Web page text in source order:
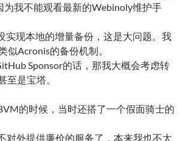
为我不能观看最新的Webinoly维护手
实现本地的增量备份，这是大问题。我
似Acronis的备份机制。
Sponsor的话，那我大概会考虑转
至是宝塔。
的时候，当时还搭了一个假面骑士的
对外提供廉价的服务了，本来我也不太